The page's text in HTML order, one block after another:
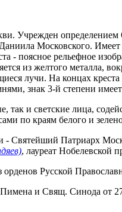
Учрежден
Московского.
- поясное рельефное
из желтого металла,
лучи. На концах
знак 3-й степени
так и светские лица,
по краям белого и
- Святейший Патриарх
, лауреат Нобелевской
Русской
Пимена и Свящ. Синода